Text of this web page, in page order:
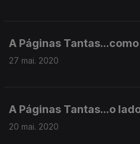
A Páginas
27 mai. 2020
A Páginas Tantas...o
20 mai. 2020